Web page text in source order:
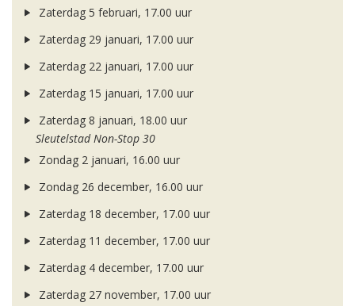
Zaterdag 5 februari, 17.00 uur
Zaterdag 29 januari, 17.00 uur
Zaterdag 22 januari, 17.00 uur
Zaterdag 15 januari, 17.00 uur
Zaterdag 8 januari, 18.00 uur
Sleutelstad Non-Stop 30
Zondag 2 januari, 16.00 uur
Zondag 26 december, 16.00 uur
Zaterdag 18 december, 17.00 uur
Zaterdag 11 december, 17.00 uur
Zaterdag 4 december, 17.00 uur
Zaterdag 27 november, 17.00 uur